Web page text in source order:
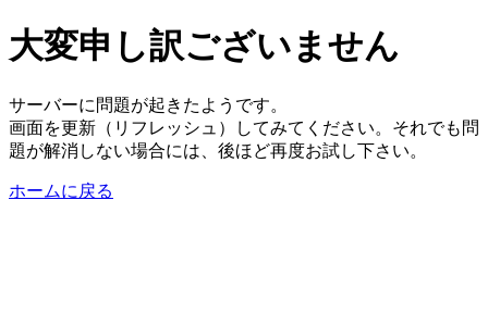
大変申し訳ございません
サーバーに問題が起きたようです。
画面を更新（リフレッシュ）してみてください。それでも問
題が解消しない場合には、後ほど再度お試し下さい。
ホームに戻る